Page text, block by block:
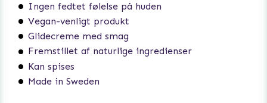
Ingen fedtet følelse på huden
Vegan-venligt produkt
Glidecreme med smag
Fremstillet af naturlige ingredienser
Kan spises
Made in Sweden